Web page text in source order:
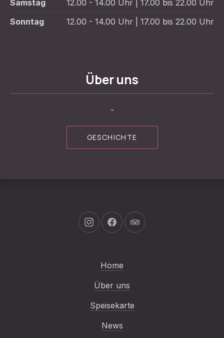
Samstag
12.00 - 14.00 Uhr | 17.00 bis 22.00 Uhr
Sonntag
12.00 - 14.00 Uhr | 17.00 bis 22.00 Uhr
Über uns
-
GESCHICHTE
Neues Fenster
Neues Fenster
Neues Fenster
Home
Über uns
Speisekarte
News